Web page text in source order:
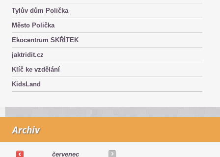
Tylův dům Polička
Město Polička
Ekocentrum SKŘÍTEK
jaktridit.cz
Klíč ke vzdělání
KidsLand
Archiv
červenec